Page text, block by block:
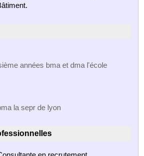
années bma et dma l'école
la sepr de lyon